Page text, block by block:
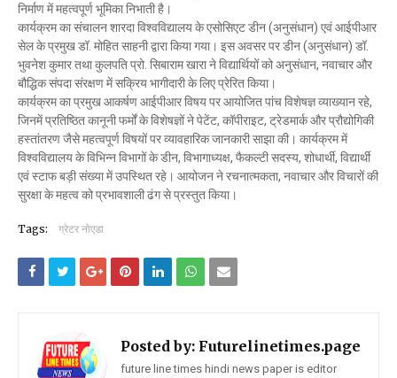
निर्माण में महत्वपूर्ण भूमिका निभाती है।
कार्यक्रम का संचालन शारदा विश्वविद्यालय के एसोसिएट डीन (अनुसंधान) एवं आईपीआर
सेल के प्रमुख डॉ. मोहित साहनी द्वारा किया गया। इस अवसर पर डीन (अनुसंधान) डॉ.
भुवनेश कुमार तथा कुलपति प्रो. सिबाराम खारा ने विद्यार्थियों को अनुसंधान, नवाचार और
बौद्धिक संपदा संरक्षण में सक्रिय भागीदारी के लिए प्रेरित किया।
कार्यक्रम का प्रमुख आकर्षण आईपीआर विषय पर आयोजित पांच विशेषज्ञ व्याख्यान रहे,
जिनमें प्रतिष्ठित कानूनी फर्मों के विशेषज्ञों ने पेटेंट, कॉपीराइट, ट्रेडमार्क और प्रौद्योगिकी
हस्तांतरण जैसे महत्वपूर्ण विषयों पर व्यावहारिक जानकारी साझा की। कार्यक्रम में
विश्वविद्यालय के विभिन्न विभागों के डीन, विभागाध्यक्ष, फैकल्टी सदस्य, शोधार्थी, विद्यार्थी
एवं स्टाफ बड़ी संख्या में उपस्थित रहे। आयोजन ने रचनात्मकता, नवाचार और विचारों की
सुरक्षा के महत्व को प्रभावशाली ढंग से प्रस्तुत किया।
Tags: ग्रेटर नोएडा
Posted by: Futurelinetimes.page
future line times hindi news paper is editor